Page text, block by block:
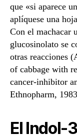
que «si aparece
aplíquese una
Con el machacar
glucosinolato se
otras reacciones
of cabbage with
cancer-inhibitor
Ethnopharm,
El Indol-